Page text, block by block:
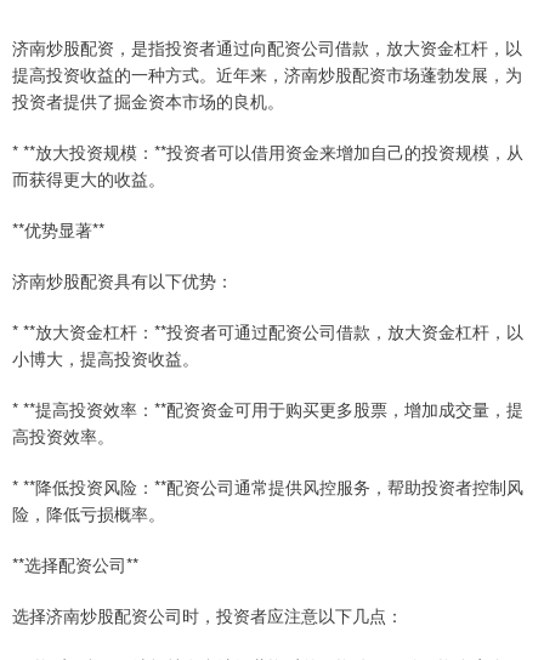
济南炒股配资，是指投资者通过向配资公司借款，放大资金杠杆，以
提高投资收益的一种方式。近年来，济南炒股配资市场蓬勃发展，为
投资者提供了掘金资本市场的良机。
* **放大投资规模：**投资者可以借用资金来增加自己的投资规模，从
而获得更大的收益。
**优势显著**
济南炒股配资具有以下优势：
* **放大资金杠杆：**投资者可通过配资公司借款，放大资金杠杆，以
小博大，提高投资收益。
* **提高投资效率：**配资资金可用于购买更多股票，增加成交量，提
高投资效率。
* **降低投资风险：**配资公司通常提供风控服务，帮助投资者控制风
险，降低亏损概率。
**选择配资公司**
选择济南炒股配资公司时，投资者应注意以下几点：